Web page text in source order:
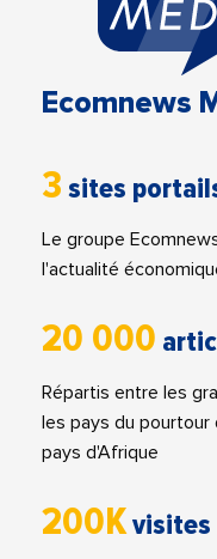
Ecomnews
3 sites
Le groupe
l'actualité
20 000
Répartis entre les
les pays du pourtour
pays d'Afrique
200Kvisites